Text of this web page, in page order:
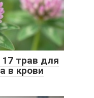
трав для
в крови